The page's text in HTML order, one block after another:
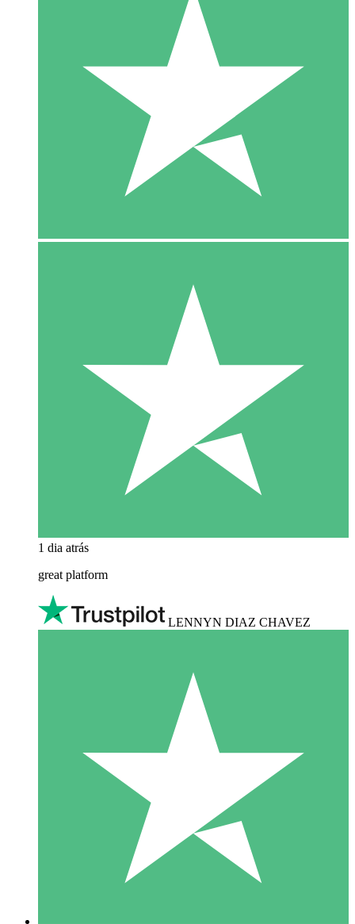
1 dia atrás
great platform
LENNYN DIAZ CHAVEZ